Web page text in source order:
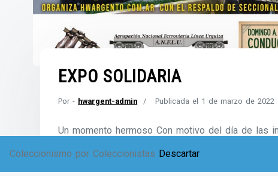
Coleccionismo por Coleccionistas Descartar
EXPO SOLIDARIA
Por - hwargent-admin Publicada el 1 de marzo de 2022
Un momento hermoso Con motivo del día de las